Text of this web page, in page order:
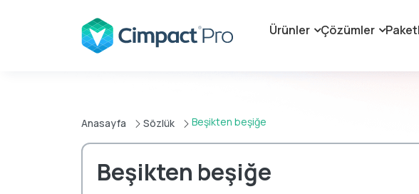
Ürünler Çözümler
Anasayfa Sözlük Beşikten beşiğe
Beşikten beşiğe